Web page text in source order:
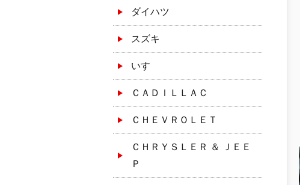
ダイハツ
スズキ
いすゞ
ＣＡＤＩＬＬＡＣ
ＣＨＥＶＲＯＬＥＴ
ＣＨＲＹＳＬＥＲ ＆ ＪＥＥ
Ｐ